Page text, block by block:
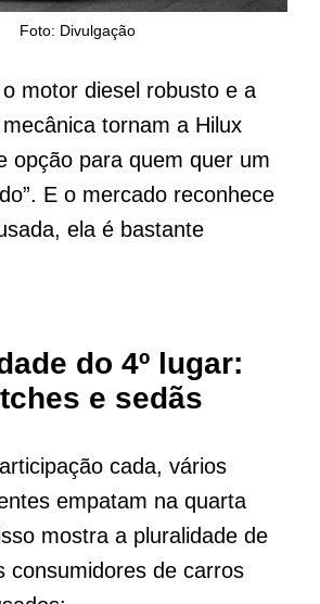
Foto: Divulgação
motor diesel robusto e a
tornam a Hilux
opção para quem quer um
E o mercado reconhece
ela é bastante
do 4º lugar:
e sedãs
cada, vários
empatam na quarta
mostra a pluralidade de
consumidores de carros